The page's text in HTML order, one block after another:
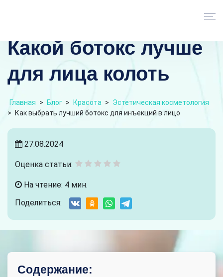
Какой ботокс лучше
для лица колоть
Главная > Блог > Красота > Эстетическая косметология
>
Как выбрать лучший ботокс для инъекций в лицо
27.08.2024
Оценка статьи:
На чтение: 4 мин.
Поделиться:
Содержание: